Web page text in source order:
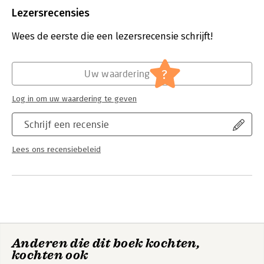
Uitgever:
Verschijningsdatum:
21-9-2021
Lezersrecensies
Wees de eerste die een lezersrecensie schrijft!
Schrijf een recensie
Lees ons recensiebeleid
Uw waardering ?
Log in om uw waardering te geven
Anderen die dit boek kochten,
kochten ook